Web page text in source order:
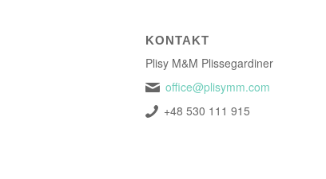
KONTAKT
Plisy M&M Plissegardiner
office@plisymm.com
+48 530 111 915